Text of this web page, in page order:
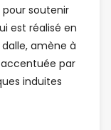
soutenir
est réalisé en
amène à
par
induites